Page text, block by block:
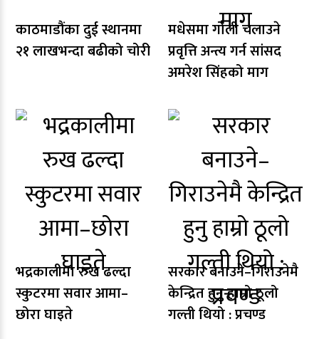
काठमाडौंका दुई स्थानमा
२१ लाखभन्दा बढीको चोरी
मधेसमा गोली चलाउने
प्रवृत्ति अन्त्य गर्न सांसद
अमरेश सिंहको माग
भद्रकालीमा रुख ढल्दा
स्कुटरमा सवार आमा–
छोरा घाइते
सरकार बनाउने–गिराउनेमै
केन्द्रित हुनु हाम्रो ठूलो
गल्ती थियो : प्रचण्ड